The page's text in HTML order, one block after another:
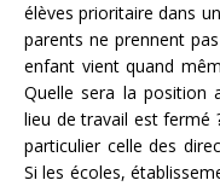
élèves prioritaire dans
parents ne prennent
enfant vient quand
Quelle sera la position
lieu de travail est fermé
particulier celle des
Si les écoles,